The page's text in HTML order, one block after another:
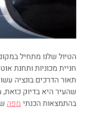
הטיול שלנו מתחיל
חניית מכוניות ותחנת
תאור הדרכים בונציה
שהעיר היא בדיוק כזאת,
בהתמצאות הכנתי מפה